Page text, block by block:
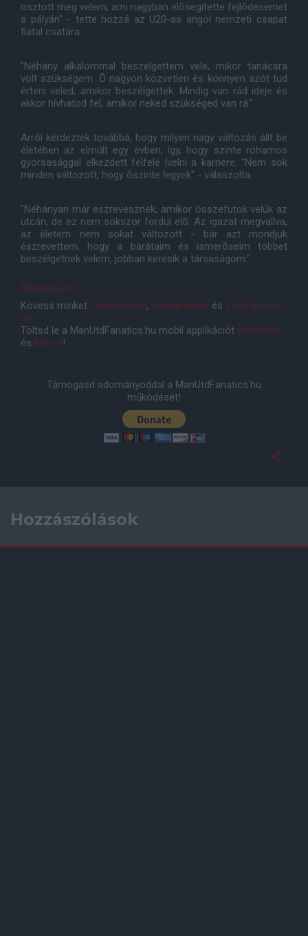
osztott meg velem, ami nagyban elõsegítette fejlõdésemet
a pályán" - tette hozzá az U20-as angol nemzeti csapat
fiatal csatára.
"Néhány alkalommal beszélgettem vele, mikor tanácsra
volt szükségem. Õ nagyon közvetlen és könnyen szót tud
érteni veled, amikor beszélgettek. Mindig van rád ideje és
akkor hívhatod fel, amikor neked szükséged van rá."
Arról kérdezték továbbá, hogy milyen nagy változás állt be
életében az elmúlt egy évben, így, hogy szinte rohamos
gyorsasággal elkezdett felfelé ívelni a karriere: "Nem sok
minden változott, hogy õszinte legyek" - válaszolta.
"Néhányan már észrevesznek, amikor összefutok velük az
utcán, de ez nem sokszor fordul elõ. Az igazat megvallva,
az életem nem sokat változott - bár azt mondjuk
észrevettem, hogy a barátaim és ismerõseim többet
beszélgetnek velem, jobban keresik a társaságom."
Manutd.com
Kövess minket Facebookon, Instagramon és YouTube-on
is!
Töltsd le a ManUtdFanatics.hu mobil applikációt Androidra
és iOS-re!
Támogasd adományoddal a ManUtdFanatics.hu
működését!
Hozzászólások